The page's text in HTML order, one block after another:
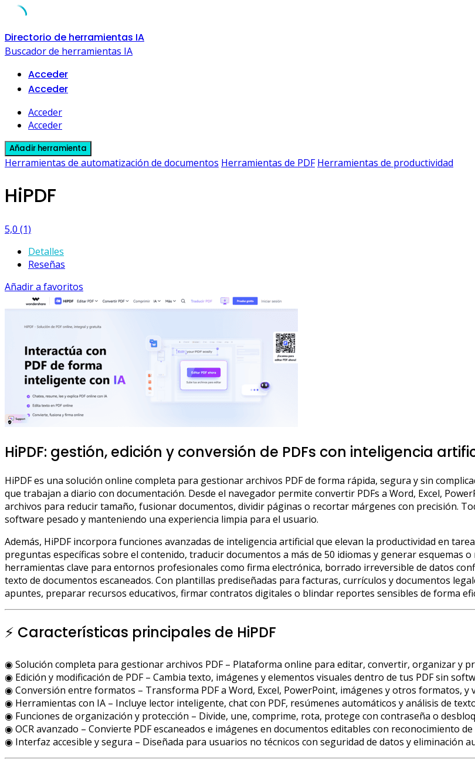
Skip
to
Directorio de herramientas IA
Buscador de herramientas IA
Acceder
Acceder
Acceder
Acceder
Añadir herramienta
Herramientas de automatización de documentos Herramientas de PDF Herramientas de productividad
HiPDF
5,0 (1)
Detalles
Reseñas
Añadir a favoritos
HiPDF: gestión, edición y conversión de PDFs con inteligencia
HiPDF es una solución online completa para gestionar archivos PDF de forma rápida, segura y sin
que trabajan a diario con documentación. Desde el navegador permite convertir PDFs a Word, Excel,
archivos para reducir tamaño, fusionar documentos, dividir páginas o recortar márgenes con precisión.
software pesado y manteniendo una experiencia limpia para el usuario.
Además, HiPDF incorpora funciones avanzadas de inteligencia artificial que elevan la productividad en
preguntas específicas sobre el contenido, traducir documentos a más de 50 idiomas y generar esquemas
herramientas clave para entornos profesionales como firma electrónica, borrado irreversible de datos
texto de documentos escaneados. Con plantillas prediseñadas para facturas, currículos y documentos
apuntes, preparar recursos educativos, firmar contratos digitales o blindar reportes sensibles de forma
⚡ Características principales de HiPDF
◉ Solución completa para gestionar archivos PDF – Plataforma online para editar, convertir, organizar y
◉ Edición y modificación de PDF – Cambia texto, imágenes y elementos visuales dentro de tus PDF sin
◉ Conversión entre formatos – Transforma PDF a Word, Excel, PowerPoint, imágenes y otros formatos, y
◉ Herramientas con IA – Incluye lector inteligente, chat con PDF, resúmenes automáticos y análisis de
◉ Funciones de organización y protección – Divide, une, comprime, rota, protege con contraseña o
◉ OCR avanzado – Convierte PDF escaneados e imágenes en documentos editables con reconocimiento
◉ Interfaz accesible y segura – Diseñada para usuarios no técnicos con seguridad de datos y eliminación